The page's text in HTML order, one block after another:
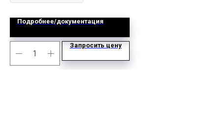
Подробнее/документация
Запросить цену